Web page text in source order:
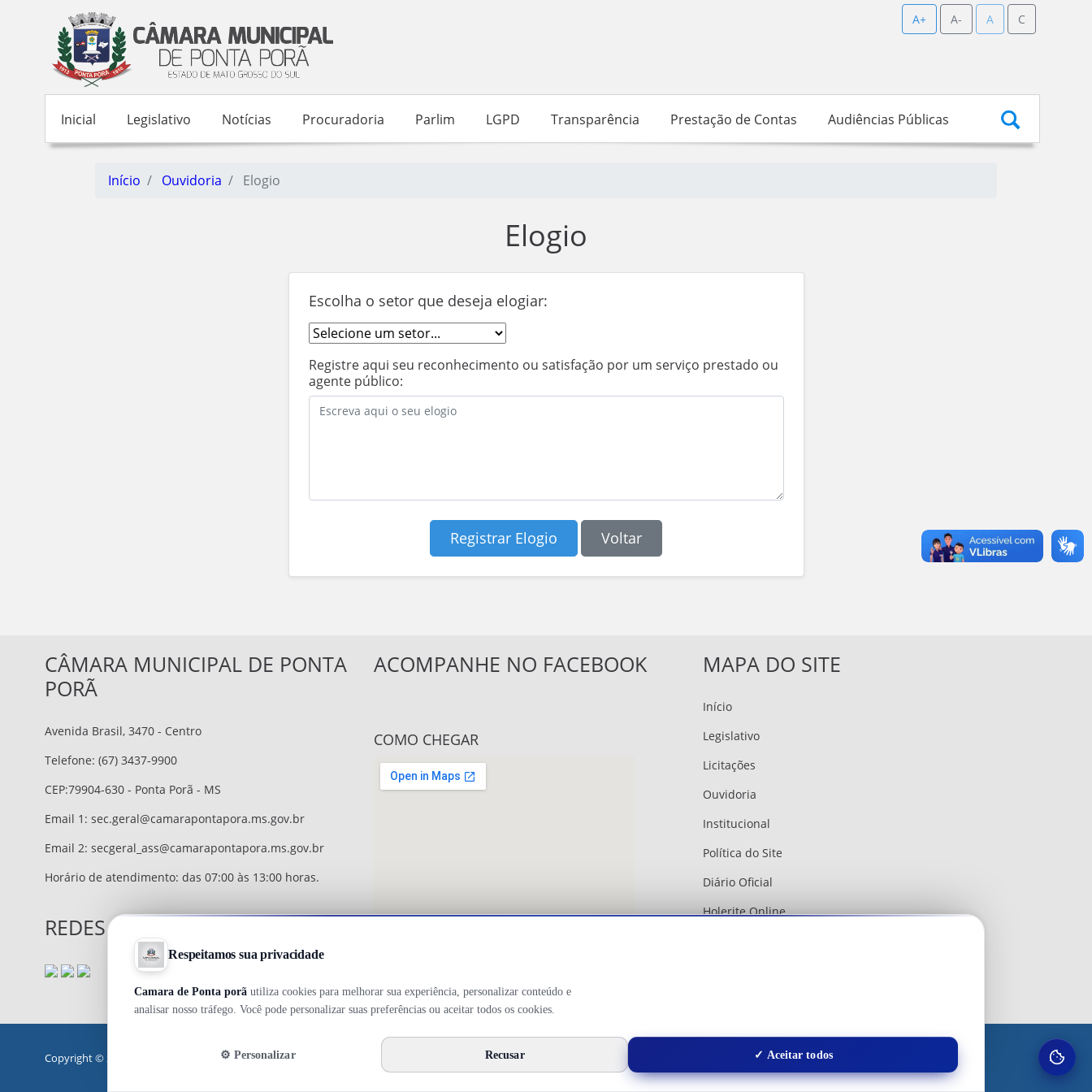
A+ A- A C
Inicial Legislativo Notícias Procuradoria Parlim LGPD Transparência Prestação de Contas Audiências Públicas
Início Ouvidoria Elogio
Elogio
Escolha o setor que deseja elogiar:
Registre aqui seu reconhecimento ou satisfação por um serviço prestado ou
agente público:
Registrar Elogio Voltar
CÂMARA MUNICIPAL DE PONTA
PORÃ
Avenida Brasil, 3470 - Centro
Telefone: (67) 3437-9900
CEP:79904-630 - Ponta Porã - MS
Email 1: sec.geral@camarapontapora.ms.gov.br
Email 2: secgeral_ass@camarapontapora.ms.gov.br
Horário de atendimento: das 07:00 às 13:00 horas.
REDES SOCIAIS
ACOMPANHE NO FACEBOOK
COMO CHEGAR
MAPA DO SITE
Início
Legislativo
Licitações
Ouvidoria
Institucional
Política do Site
Diário Oficial
Holerite Online
Copyright © 2026 - Câmara Municipal de Ponta Porã